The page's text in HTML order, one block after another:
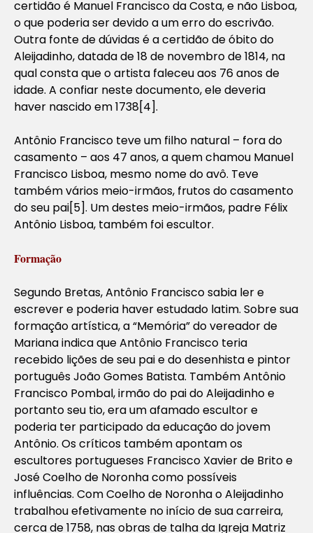
certidão é Manuel Francisco da Costa, e não Lisboa,
o que poderia ser devido a um erro do escrivão.
Outra fonte de dúvidas é a certidão de óbito do
Aleijadinho, datada de 18 de novembro de 1814, na
qual consta que o artista faleceu aos 76 anos de
idade. A confiar neste documento, ele deveria
haver nascido em 1738[4].
Antônio Francisco teve um filho natural – fora do
casamento – aos 47 anos, a quem chamou Manuel
Francisco Lisboa, mesmo nome do avô. Teve
também vários meio-irmãos, frutos do casamento
do seu pai[5]. Um destes meio-irmãos, padre Félix
Antônio Lisboa, também foi escultor.
Formação
Segundo Bretas, Antônio Francisco sabia ler e
escrever e poderia haver estudado latim. Sobre sua
formação artística, a “Memória” do vereador de
Mariana indica que Antônio Francisco teria
recebido lições de seu pai e do desenhista e pintor
português João Gomes Batista. Também Antônio
Francisco Pombal, irmão do pai do Aleijadinho e
portanto seu tio, era um afamado escultor e
poderia ter participado da educação do jovem
Antônio. Os críticos também apontam os
escultores portugueses Francisco Xavier de Brito e
José Coelho de Noronha como possíveis
influências. Com Coelho de Noronha o Aleijadinho
trabalhou efetivamente no início de sua carreira,
cerca de 1758, nas obras de talha da Igreja Matriz